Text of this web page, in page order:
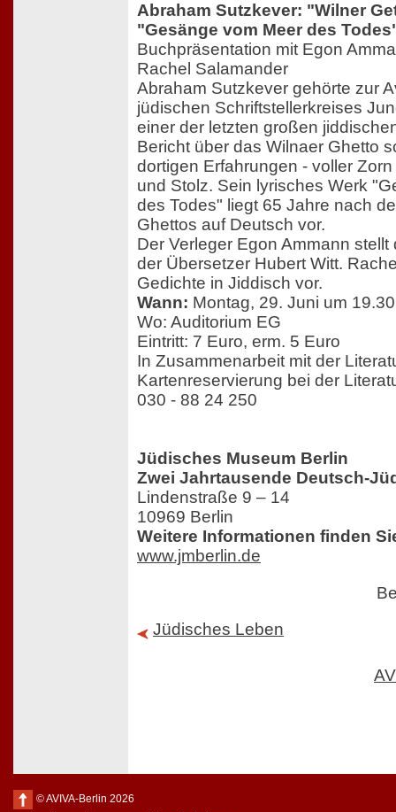
Abraham Sutzkever: "Wilner
"Gesänge vom Meer des
Buchpräsentation mit Egon
Rachel Salamander
Abraham Sutzkever gehörte zur
jüdischen Schriftstellerkreises
einer der letzten großen
Bericht über das Wilnaer Ghetto
dortigen Erfahrungen - voller
und Stolz. Sein lyrisches Werk
des Todes" liegt 65 Jahre nach
Ghettos auf Deutsch vor.
Der Verleger Egon Ammann stellt
der Übersetzer Hubert Witt.
Gedichte in Jiddisch vor.
Wann: Montag, 29. Juni um
Wo: Auditorium EG
Eintritt: 7 Euro, erm. 5 Euro
In Zusammenarbeit mit der
Kartenreservierung bei der
030 - 88 24 250
Jüdisches Museum Berlin
Zwei Jahrtausende Deutsch-
Lindenstraße 9 – 14
10969 Berlin
Weitere Informationen finden
www.jmberlin.de
Jüdisches Leben
© AVIVA-Berlin 2026